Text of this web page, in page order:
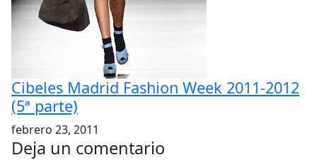
Cibeles Madrid Fashion Week 2011-2012
(5ª parte)
febrero 23, 2011
Deja un comentario